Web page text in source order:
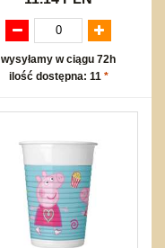
wysyłamy w ciągu 72h
ilość dostępna: 11 *